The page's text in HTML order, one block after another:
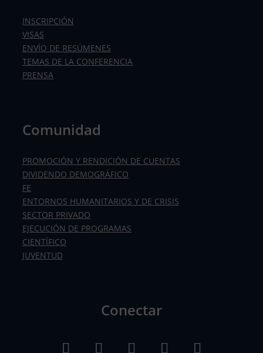
INSCRIPCIÓN
VISAS
ENVÍO DE RESÚMENES
TEMAS DE LA CONFERENCIA
PRENSA
Comunidad
PROMOCIÓN Y RENDICIÓN DE CUENTAS
DIVIDENDO DEMOGRÁFICO
FE
ENTORNOS HUMANITARIOS Y DE CRISIS
SECTOR PRIVADO
EJECUCIÓN DE PROGRAMAS
CIENTÍFICO
JUVENTUD
Conectar